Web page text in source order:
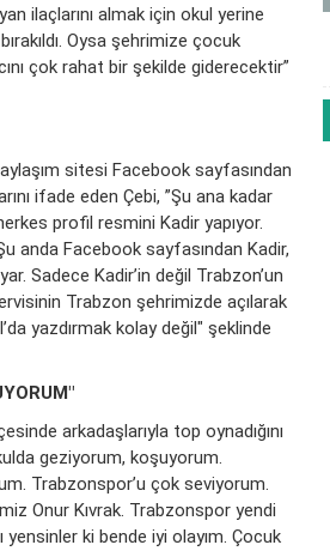
ilaçlarını almak için okul yerine
Oysa şehrimize çocuk
çok rahat bir şekilde giderecektir”
sitesi Facebook sayfasından
ifade eden Çebi, ”Şu ana kadar
profil resmini Kadir yapıyor.
anda Facebook sayfasından Kadir,
Sadece Kadir’in değil Trabzon’un
Trabzon şehrimizde açılarak
yazdırmak kolay değil" şeklinde
arkadaşlarıyla top oynadığını
geziyorum, koşuyorum.
Trabzonspor’u çok seviyorum.
Onur Kıvrak. Trabzonspor yendi
ki bende iyi olayım. Çocuk